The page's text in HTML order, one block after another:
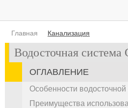
Главная Канализация
Водосточная система
ОГЛАВЛЕНИЕ
Особенности
Преимущества